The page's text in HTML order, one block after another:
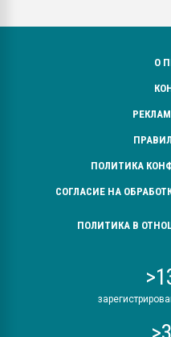
О
ПОЛИТИКА
СОГЛАСИЕ НА
ПОЛИТИКА В